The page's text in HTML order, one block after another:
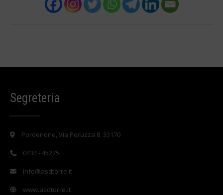
Segreteria
Pordenone, Via Peruzza 8, 33170
0434 - 45275
info@asdtorre.it
www.asdtorre.it